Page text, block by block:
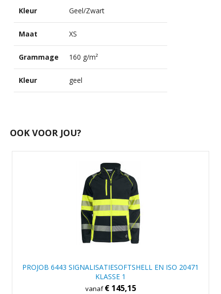
Kleur Geel/Zwart
Maat XS
Grammage 160 g/m²
Kleur geel
OOK VOOR JOU?
PROJOB 6443 SIGNALISATIESOFTSHELL EN ISO 20471
KLASSE 1
vanaf€ 145,15